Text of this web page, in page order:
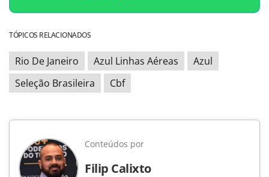
TÓPICOS RELACIONADOS
Rio De Janeiro Azul Linhas Aéreas
Azul
Seleção Brasileira
Cbf
Conteúdos por
Filip Calixto